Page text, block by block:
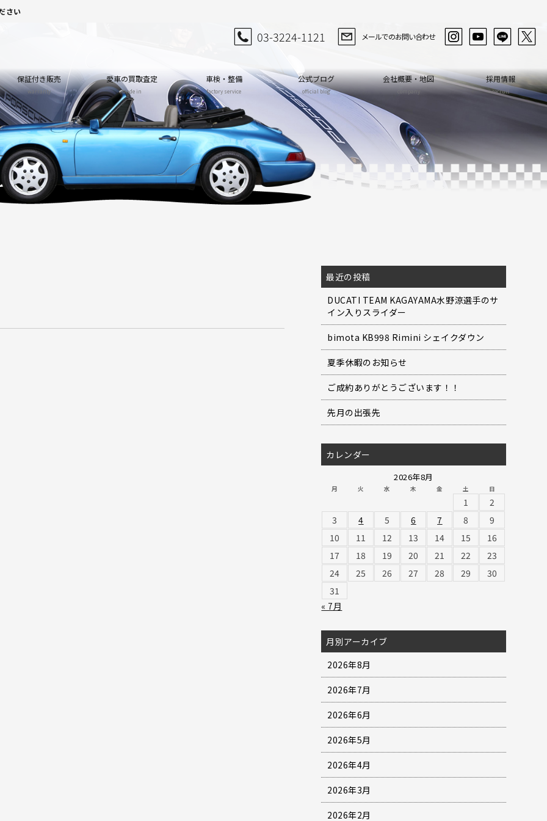
さい
保証付き販売
warranty
愛車の買取査定
trade in
車検・整備
factory service
公式ブログ
official blog
会社概要・地図
company
採用情報
recruit
最近の投稿
DUCATI TEAM KAGAYAMA水野涼選手のサ
イン入りスライダー
bimota KB998 Rimini シェイクダウン
夏季休暇のお知らせ
ご成約ありがとうございます！！
先月の出張先
カレンダー
2026年8月
月 火 水 木 金 土 日
1
2
3
4 5 6 7 8
9
10
11 12 13 14 15
16
17
18 19 20 21 22
23
24
25 26 27 28 29
30
31
« 7月
月別アーカイブ
2026年8月
2026年7月
2026年6月
2026年5月
2026年4月
2026年3月
2026年2月
03-3224-1121 メールでのお問い合わせ